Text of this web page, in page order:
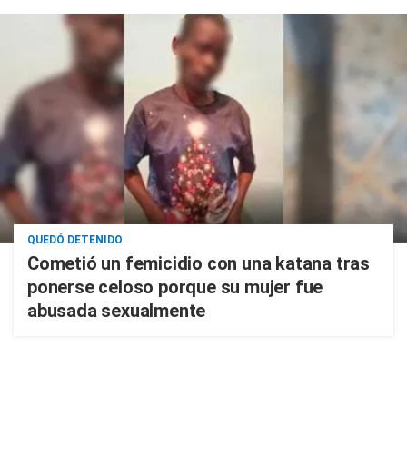
QUEDÓ DETENIDO
Cometió un femicidio con una katana tras
ponerse celoso porque su mujer fue
abusada sexualmente